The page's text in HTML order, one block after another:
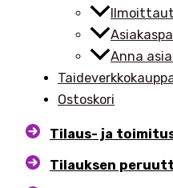
Anna
Ostoskori
Tilaus- ja
Tilauksen